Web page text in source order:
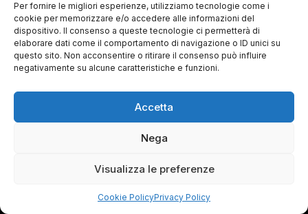
Per fornire le migliori esperienze, utilizziamo tecnologie come i
cookie per memorizzare e/o accedere alle informazioni del
dispositivo. Il consenso a queste tecnologie ci permetterà di
elaborare dati come il comportamento di navigazione o ID unici su
questo sito. Non acconsentire o ritirare il consenso può influire
negativamente su alcune caratteristiche e funzioni.
Accetta
Nega
Visualizza le preferenze
Cookie PolicyPrivacy Policy